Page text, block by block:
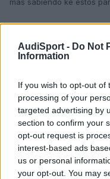
AudiSport - Do Not
Information
If you wish to opt-out of
processing of your
targeted advertising by
section to confirm your
opt-out request is
interest-based ads
us or personal
your opt-out. You may
mas sabiendo ke estos
Responder
joselito
Publicado24 de
Comparto la opinion de